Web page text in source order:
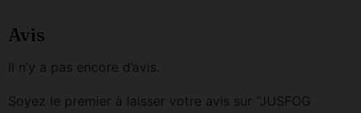
Avis
Il n’y a pas encore d’avis.
Soyez le premier à laisser votre avis sur “JUSFOG